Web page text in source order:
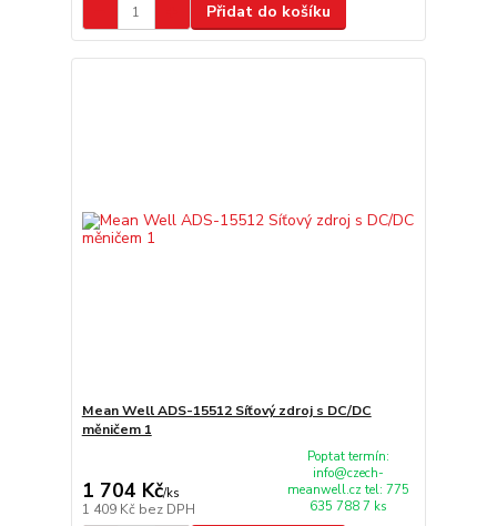
Přidat do košíku
Mean Well ADS-15512 Síťový zdroj s DC/DC
měničem 1
1 704 Kč/ks
1 409 Kč bez DPH
Poptat termín:
info@czech-
meanwell.cz tel: 775
635 788 7 ks